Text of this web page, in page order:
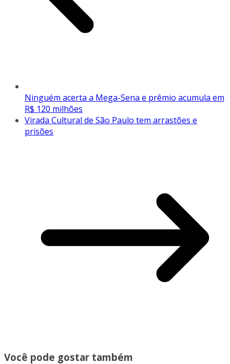
Ninguém acerta a Mega-Sena e prêmio acumula em
R$ 120 milhões
Virada Cultural de São Paulo tem arrastões e
prisões
Você pode gostar também